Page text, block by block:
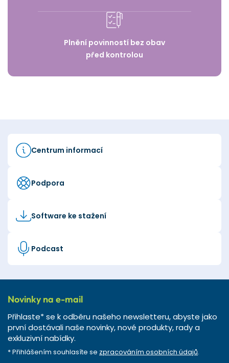
Plnění povinností bez obav
před kontrolou
Centrum informací
Podpora
Software ke stažení
Podcast
Novinky na e-mail
Přihlaste* se k odběru našeho newsletteru, abyste jako
první dostávali naše novinky, nové produkty, rady a
exkluzivní nabídky.
* Přihlášením souhlasíte se zpracováním osobních údajů.